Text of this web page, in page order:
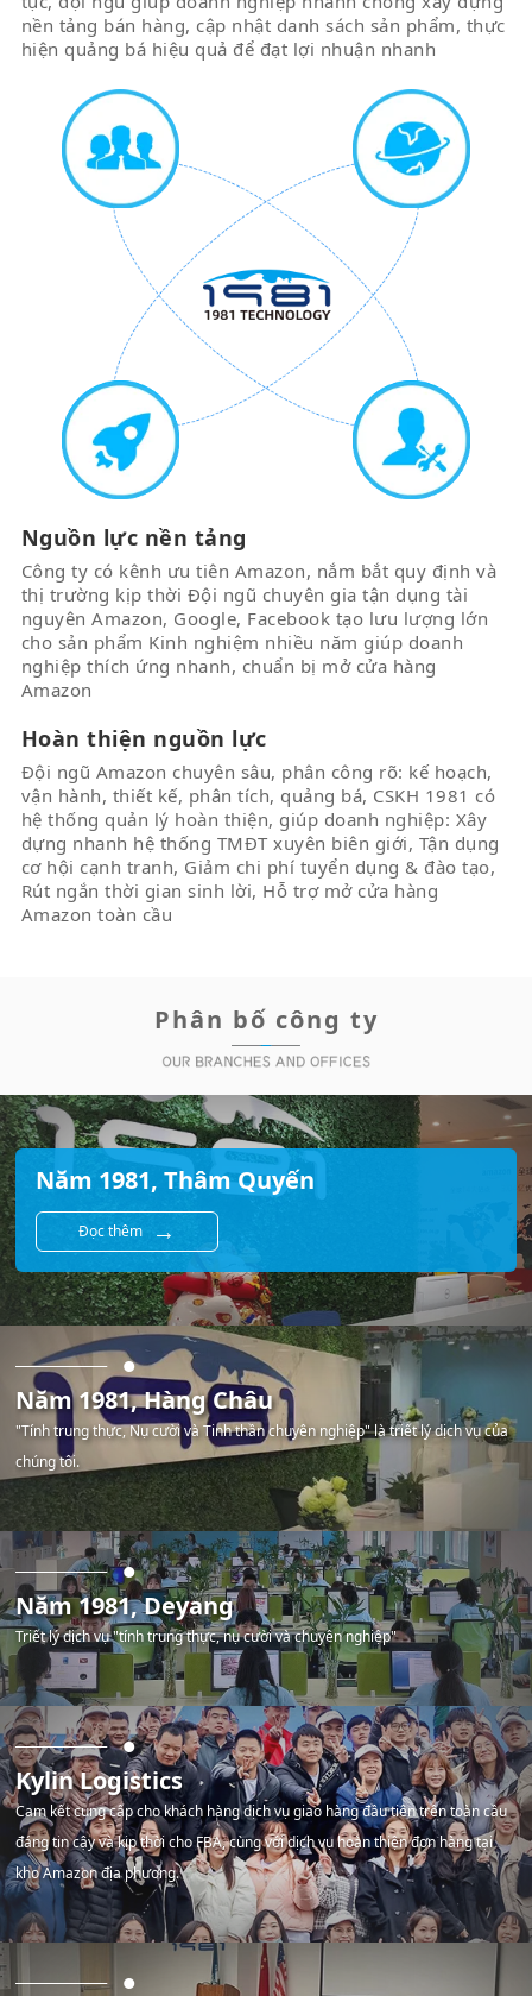
nền tảng bán hàng, cập nhật danh sách sản phẩm, thực
hiện quảng bá hiệu quả để đạt lợi nhuận nhanh
Nguồn lực nền tảng
Công ty có kênh ưu tiên Amazon, nắm bắt quy định và
thị trường kịp thời Đội ngũ chuyên gia tận dụng tài
nguyên Amazon, Google, Facebook tạo lưu lượng lớn
cho sản phẩm Kinh nghiệm nhiều năm giúp doanh
nghiệp thích ứng nhanh, chuẩn bị mở cửa hàng
Amazon
Hoàn thiện nguồn lực
Đội ngũ Amazon chuyên sâu, phân công rõ: kế hoạch,
vận hành, thiết kế, phân tích, quảng bá, CSKH 1981 có
hệ thống quản lý hoàn thiện, giúp doanh nghiệp: Xây
dựng nhanh hệ thống TMĐT xuyên biên giới, Tận dụng
cơ hội cạnh tranh, Giảm chi phí tuyển dụng & đào tạo,
Rút ngắn thời gian sinh lời, Hỗ trợ mở cửa hàng
Amazon toàn cầu
Phân bố công ty
Năm 1981, Thâm Quyến
Đọc thêm →
Năm 1981, Hàng Châu
"Tính trung thực, Nụ cười và Tinh thần chuyên nghiệp" là triết lý dịch vụ của
chúng tôi.
Năm 1981, Deyang
Triết lý dịch vụ "tính trung thực, nụ cười và chuyên nghiệp"
Kylin Logistics
Cam kết cung cấp cho khách hàng dịch vụ giao hàng đầu tiên trên toàn cầu
đáng tin cậy và kịp thời cho FBA, cùng với dịch vụ hoàn thiện đơn hàng tại
kho Amazon địa phương.